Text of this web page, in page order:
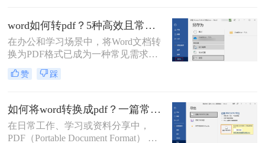
强、排版固定、易于打印、文件大小
相对可控以及良好的安全性而广受欢
迎。那么word怎么转pdf呢？本文将详
细介绍几种最常用、最便捷的 Word
转 PDF 方法，帮助你轻松应对各种转
换场景。
word如何转pdf？5种高效且常用方法详解！
在办公和学习场景中，将Word文档转
换为PDF格式已成为一种常见需求。
PDF格式因其兼容性强、排版稳定、
安全性高等特点，能够有效避免因设
错乱问题。那么word如何转pdf呢？本
文将详细介绍5种高效且常用的Word
转PDF方法，帮助用户根据实际需求
选择最合适的方式。
赞 踩
如何将word转换成pdf？一篇常用方法详解！
在日常工作、学习或资料分享中，
PDF（Portable Document Format） 因